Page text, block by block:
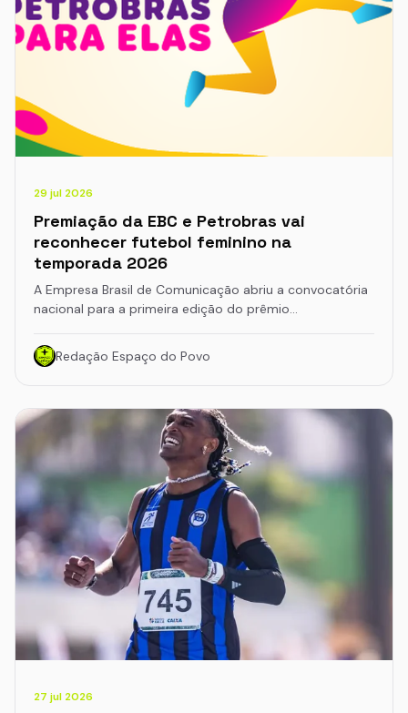
29 jul 2026
Premiação da EBC e Petrobras vai
reconhecer futebol feminino na
temporada 2026
A Empresa Brasil de Comunicação abriu a convocatória
nacional para a primeira edição do prêmio…
Redação Espaço do Povo
27 jul 2026